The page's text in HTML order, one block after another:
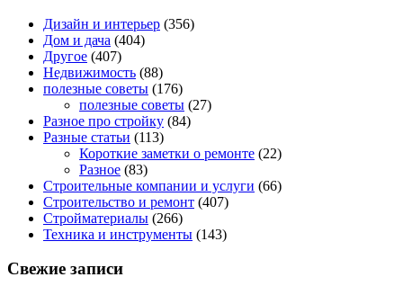
Дизайн и интерьер (356)
Дом и дача (404)
Другое (407)
Недвижимость (88)
полезные советы (176)
полезные советы (27)
Разное про стройку (84)
Разные статьи (113)
Короткие заметки о ремонте (22)
Разное (83)
Строительные компании и услуги (66)
Строительство и ремонт (407)
Стройматериалы (266)
Техника и инструменты (143)
Свежие записи